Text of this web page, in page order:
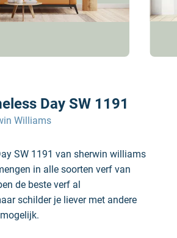
Day SW 1191
Williams
SW 1191 van sherwin williams
in alle soorten verf van
de beste verf al
schilder je liever met andere